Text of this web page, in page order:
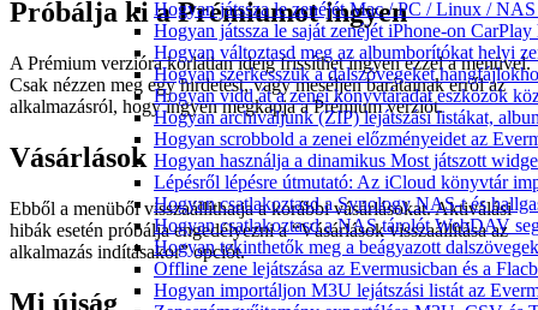
Hogyan játssza le zenéjét Mac / PC / Linux /
Hogyan játssza le saját zenéjét iPhone-on CarPlay
Hogyan változtasd meg az albumborítókat helyi
Hogyan szerkesszük a dalszövegeket
Hogyan vidd át a zenei könyvtáradat eszközök
Hogyan archiváljunk (ZIP) lejátszási listákat,
Hogyan scrobbold a zenei előzményeidet az
Hogyan használja a dinamikus Most játszott
Lépésről lépésre útmutató: Az iCloud könyvtár
Hogyan csatlakoztasd a Synology NAS-t és
Hogyan csatlakoztasd a NAS tárolót WebDAV
Hogyan tekinthetők meg a beágyazott
Offline zene lejátszása az Evermusicban és a
Hogyan importáljon M3U lejátszási listát az
Próbálja ki a Prémiumot ingyen
A Prémium verzióra korlátlan ideig frissíthet ingyen ezzel a menüvel.
Csak nézzen meg egy hirdetést, vagy meséljen barátainak erről az
alkalmazásról, hogy ingyen megkapja a Prémium verziót.
Vásárlások
Ebből a menüből visszaállíthatja a korábbi vásárlásokat. Aktiválási
hibák esetén próbálja engedélyezni a “Vásárlások visszaállítása az
alkalmazás indításakor” opciót.
Mi újság